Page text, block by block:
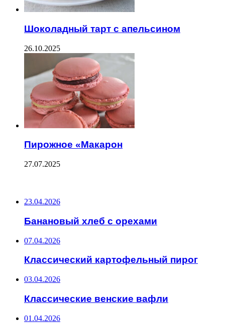
Шоколадный тарт с апельсином
26.10.2025
Пирожное «Макарон
27.07.2025
23.04.2026
Банановый хлеб с орехами
07.04.2026
Классический картофельный пирог
03.04.2026
Классические венские вафли
01.04.2026